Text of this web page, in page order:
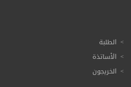
الطلبة
الأساتذة
الخريجون